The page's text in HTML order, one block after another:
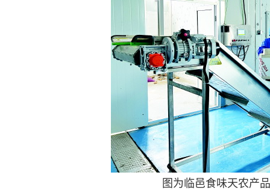
图为临邑食味天农产品